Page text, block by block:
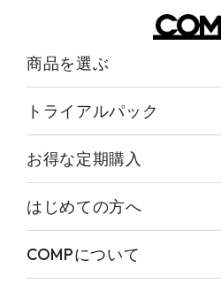
商品を選ぶ
トライアルパック
お得な定期購入
はじめての方へ
COMPについて